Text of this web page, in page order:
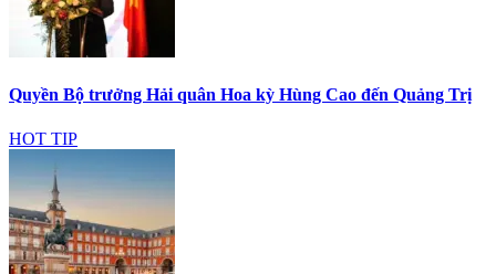
Quyền Bộ trưởng Hải quân Hoa kỳ Hùng Cao đến Quảng Trị
HOT TIP